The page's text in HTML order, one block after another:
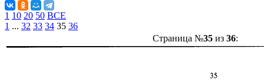
1 10 20 50 ВСЕ
1 ... 32 33 34 35 36
Страница №35из 36: